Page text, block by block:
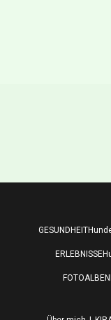
GESUNDHEIT
ERLEBNISSE
FOTOALBEN